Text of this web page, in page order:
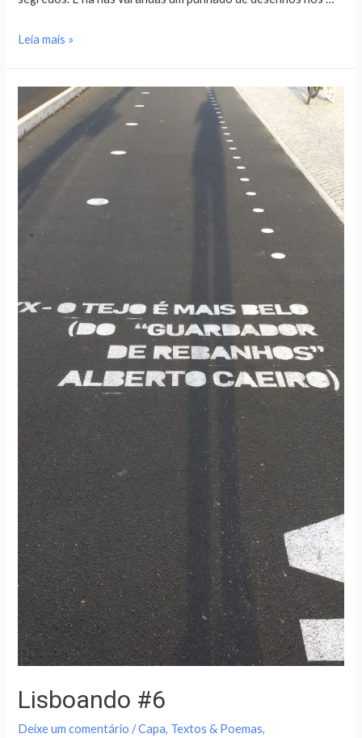
Leia mais »
Lisboando #6
Deixe um comentário /Capa, Textos & Poemas,